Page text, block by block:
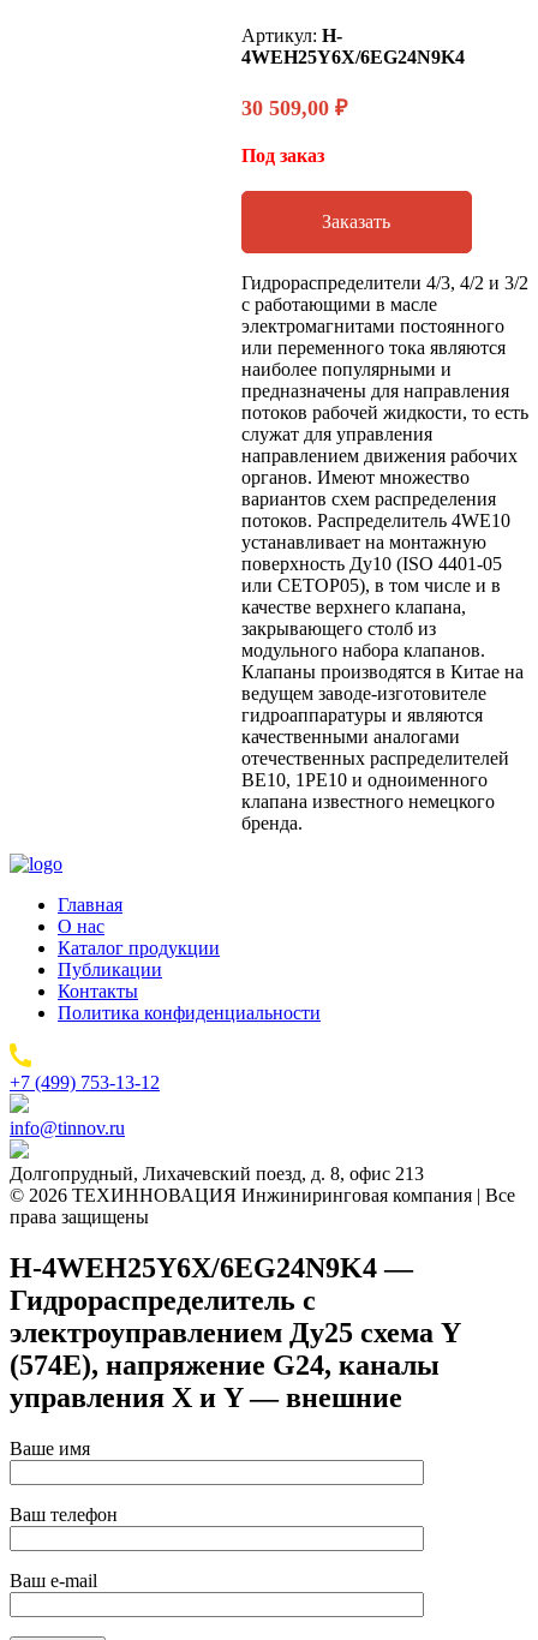
Артикул: H-
4WEH25Y6X/6EG24N9K4
30 509,00 ₽
Под заказ
Заказать
Гидрораспределители 4/3, 4/2 и 3/2
с работающими в масле
электромагнитами постоянного
или переменного тока являются
наиболее популярными и
предназначены для направления
потоков рабочей жидкости, то есть
служат для управления
направлением движения рабочих
органов. Имеют множество
вариантов схем распределения
потоков. Распределитель 4WE10
устанавливает на монтажную
поверхность Ду10 (ISO 4401-05
или CETOP05), в том числе и в
качестве верхнего клапана,
закрывающего столб из
модульного набора клапанов.
Клапаны производятся в Китае на
ведущем заводе-изготовителе
гидроаппаратуры и являются
качественными аналогами
отечественных распределителей
ВЕ10, 1РЕ10 и одноименного
клапана известного немецкого
бренда.
Главная
О нас
Каталог продукции
Публикации
Контакты
Политика конфиденциальности
+7 (499) 753-13-12
info@tinnov.ru
Долгопрудный, Лихачевский поезд, д. 8, офис 213
© 2026 ТЕХИННОВАЦИЯ Инжиниринговая компания | Все
права защищены
H-4WEH25Y6X/6EG24N9K4 —
Гидрораспределитель с
электроуправлением Ду25 схема Y
(574Е), напряжение G24, каналы
управления X и Y — внешние
Ваше имя
Ваш телефон
Ваш e-mail